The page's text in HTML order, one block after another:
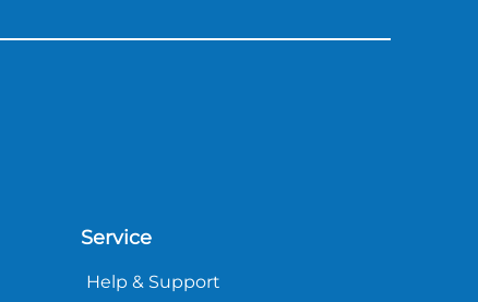
Service
Help & Support